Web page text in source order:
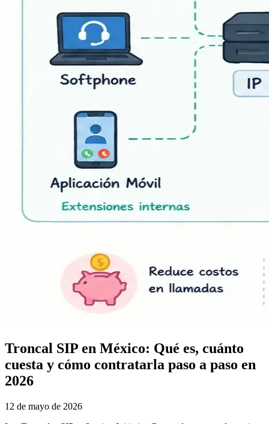
Troncal SIP en México: Qué es, cuánto
cuesta y cómo contratarla paso a paso en
2026
12 de mayo de 2026